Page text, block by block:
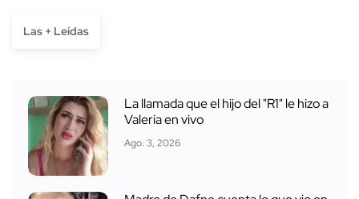
Las + Leídas
La llamada que el hijo del "R1" le hizo a
Valeria en vivo
Ago. 3, 2026